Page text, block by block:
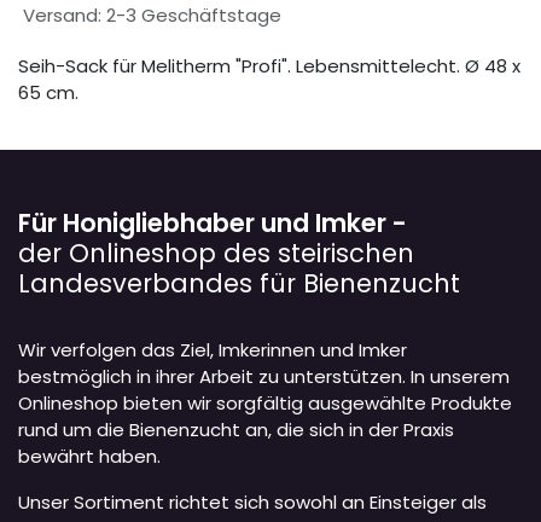
Versand: 2-3 Geschäftstage
Seih-Sack für Melitherm "Profi". Lebensmittelecht. Ø 48 x
65 cm.
Für Honigliebhaber und Imker -
der Onlineshop des steirischen
Landesverbandes für Bienenzucht
Wir verfolgen das Ziel, Imkerinnen und Imker
bestmöglich in ihrer Arbeit zu unterstützen. In unserem
Onlineshop bieten wir sorgfältig ausgewählte Produkte
rund um die Bienenzucht an, die sich in der Praxis
bewährt haben.
Unser Sortiment richtet sich sowohl an Einsteiger als